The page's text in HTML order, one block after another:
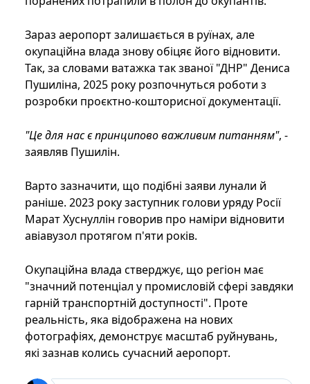
Зараз аеропорт залишається в руїнах, але
окупаційна влада знову обіцяє його відновити.
Так, за словами ватажка так званої "ДНР" Дениса
Пушиліна, 2025 року розпочнуться роботи з
розробки проєктно-кошторисної документації.
"Це для нас є принципово важливим питанням", -
заявляв Пушилін.
Варто зазначити, що подібні заяви лунали й
раніше. 2023 року заступник голови уряду Росії
Марат Хуснуллін говорив про наміри відновити
авіавузол протягом п'яти років.
Окупаційна влада стверджує, що регіон має
"значний потенціал у промисловій сфері завдяки
гарній транспортній доступності". Проте
реальність, яка відображена на нових
фотографіях, демонструє масштаб руйнувань,
які зазнав колись сучасний аеропорт.